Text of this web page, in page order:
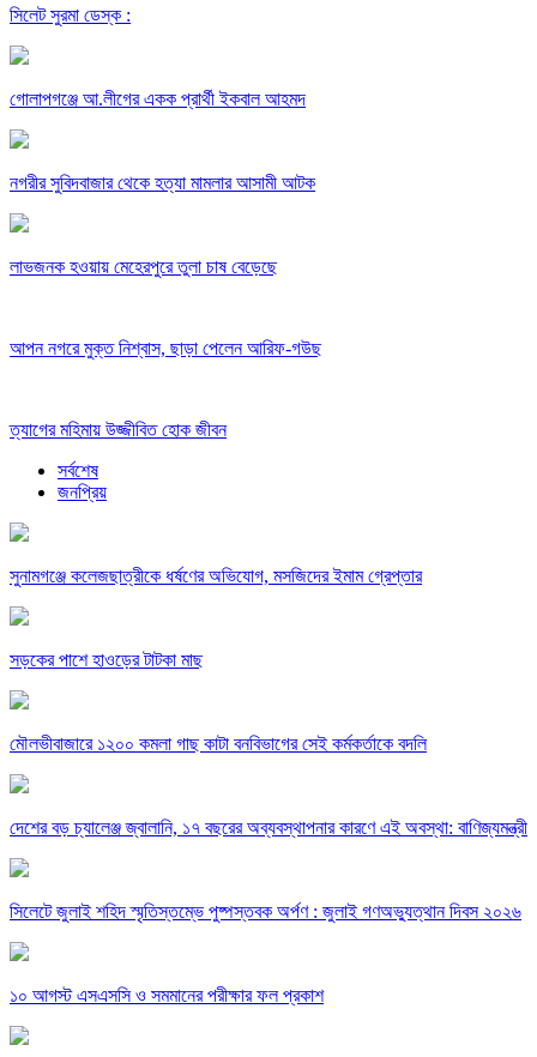
সিলেট সুরমা ডেস্ক :
গোলাপগঞ্জে আ.লীগের একক প্রার্থী ইকবাল আহমদ
নগরীর সুবিদবাজার থেকে হত্যা মামলার আসামী আটক
লাভজনক হওয়ায় মেহেরপুরে তুলা চাষ বেড়েছে
আপন নগরে মুক্ত নিশ্বাস, ছাড়া পেলেন আরিফ-গউছ
ত্যাগের মহিমায় উজ্জীবিত হোক জীবন
সর্বশেষ
জনপ্রিয়
সুনামগঞ্জে কলেজছাত্রীকে ধর্ষণের অভিযোগ, মসজিদের ইমাম গ্রেপ্তার
সড়কের পাশে হাওড়ের টাটকা মাছ
মৌলভীবাজারে ১২০০ কমলা গাছ কাটা বনবিভাগের সেই কর্মকর্তাকে বদলি
দেশের বড় চ্যালেঞ্জ জ্বালানি, ১৭ বছরের অব্যবস্থাপনার কারণে এই অবস্থা: বাণিজ্যমন্ত্রী
সিলেটে জুলাই শহিদ স্মৃতিস্তম্ভে পুষ্পস্তবক অর্পণ : জুলাই গণঅভ্যুত্থান দিবস ২০২৬
১০ আগস্ট এসএসসি ও সমমানের পরীক্ষার ফল প্রকাশ